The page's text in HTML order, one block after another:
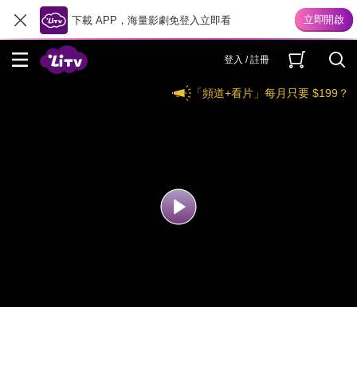
下載 APP，海量影劇免登入立即看
登入 / 註冊
「頻道+看片」每月只要 $199？